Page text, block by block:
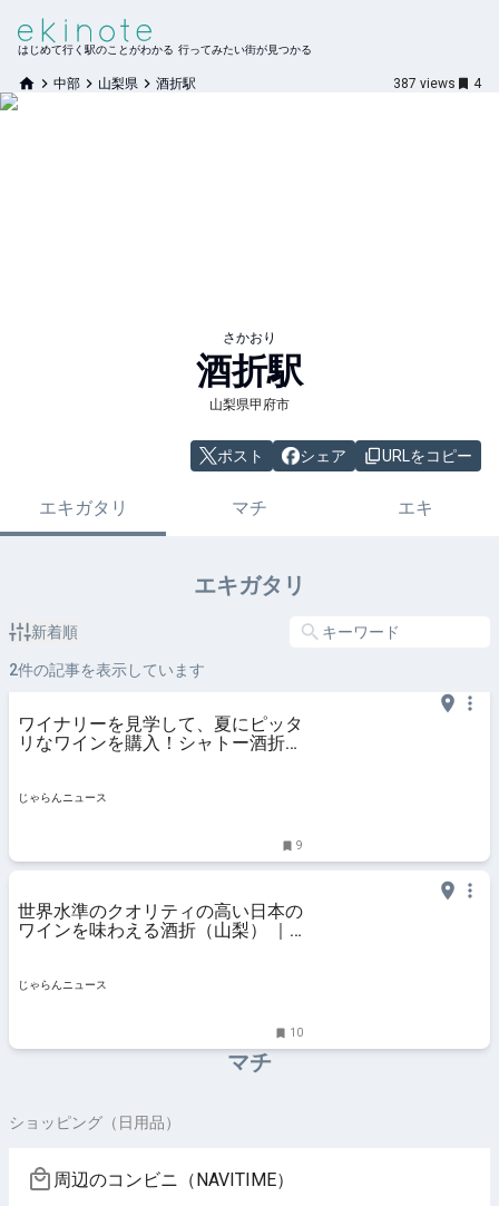
はじめて行く駅のことがわかる 行ってみたい街が見つかる
中部 山梨県 酒折駅 387 views 4
さかおり
酒折駅
山梨県甲府市
ポスト シェア URLをコピー
エキガタリ マチ エキ
エキガタリ
新着順
2件の記事を表示しています
ワイナリーを見学して、夏にピッタ
リなワインを購入！シャトー酒折ワ
じゃらんニュース
9
世界水準のクオリティの高い日本の
ワインを味わえる酒折（山梨） ｜
じゃらんニュース
10
マチ
ショッピング（日用品）
周辺のコンビニ（NAVITIME）